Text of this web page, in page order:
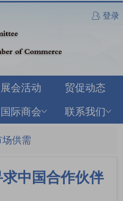
登录
展会活动
贸促动态
国际商会 联系我们
场供需
中国合作伙伴